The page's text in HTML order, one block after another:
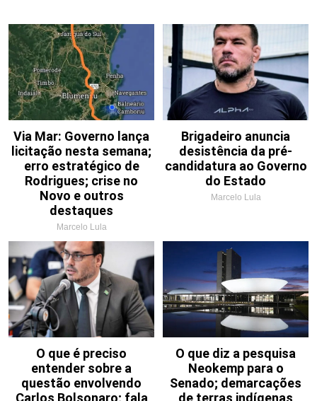
Via Mar: Governo lança
licitação nesta semana;
erro estratégico de
Rodrigues; crise no
Novo e outros
destaques
Marcelo Lula
Brigadeiro anuncia
desistência da pré-
candidatura ao Governo
do Estado
Marcelo Lula
O que é preciso
entender sobre a
questão envolvendo
Carlos Bolsonaro; fala
O que diz a pesquisa
Neokemp para o
Senado; demarcações
de terras indígenas